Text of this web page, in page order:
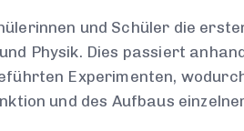
und Schüler die
Physik. Dies passiert
Experimenten,
und des Aufbaus